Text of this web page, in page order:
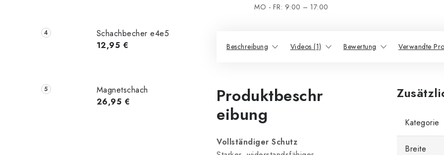
Schachbecher e4e5
12,95 €
Magnetschach
26,95 €
MO - FR: 9:00 – 17:00
Beschreibung Videos (1) Bewertung Verwandte
Produktbeschr
eibung
Vollständiger Schutz
Kategorie
Breite